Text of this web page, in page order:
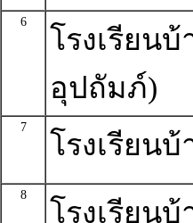
6
โรงเรียน
อุปถัมภ์)
7
โรงเรียน
8
โรงเรียน